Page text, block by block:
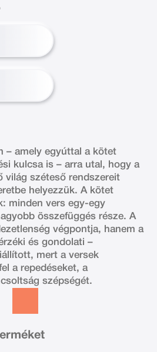
– amely egyúttal a kötet
kulcsa is – arra utal, hogy a
világ széteső rendszereit
helyezzük. A kötet
minden vers egy-egy
összefüggés része. A
végpontja, hanem a
és gondolati –
mert a versek
a repedéseket, a
szépségét.